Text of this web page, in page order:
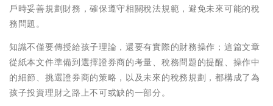
戶時妥善規劃財務，確保遵守相關稅法規範，避免未來可能的稅
務問題。
知識不僅要傳授給孩子理論，還要有實際的財務操作；這篇文章
從紙本文件準備到選擇證券商的考量、稅務問題的提醒、操作中
的細節、挑選證券商的策略，以及未來的稅務規劃，都構成了為
孩子投資理財之路上不可或缺的一部分。